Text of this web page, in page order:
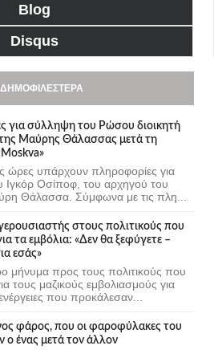
Blog
Disqus
ΔΗΜΟΦΙΛΈΣΤΕΡΑ
για σύλληψη του Ρώσου διοικητή
Mαύρης Θάλασσας μετά τη
ώρες υπάρχουν πληροφορίες για
Ιγκόρ Οσίποφ, του αρχηγού του
Θάλασσα. Σύμφωνα με τις πλη...
στους πολιτικούς που
τα εμβόλια: «Δεν θα ξεφύγετε –
εσάς»
μήνυμα προς τους πολιτικούς που
τους μαζικούς εμβολιασμούς για
που προκάλεσαν...
φάρος, που οι φαροφύλακες του
ο ένας μετά τον άλλον